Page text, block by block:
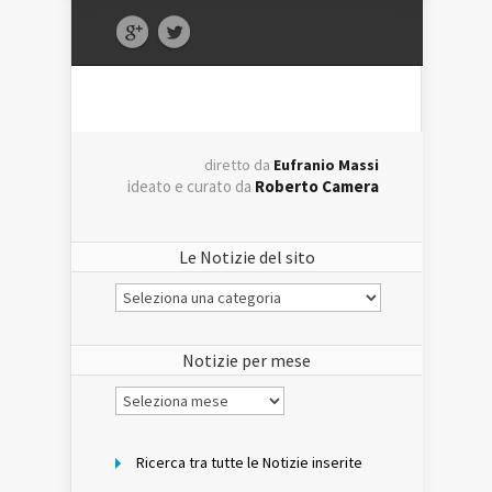
diretto da Eufranio Massi
ideato e curato da Roberto Camera
Le Notizie del sito
Le
Notizie
Notizie per mese
Notizie
per
Ricerca tra tutte le Notizie inserite